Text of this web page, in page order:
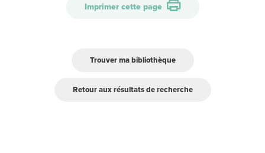
Imprimer cette page
Trouver ma bibliothèque
Retour aux résultats de recherche